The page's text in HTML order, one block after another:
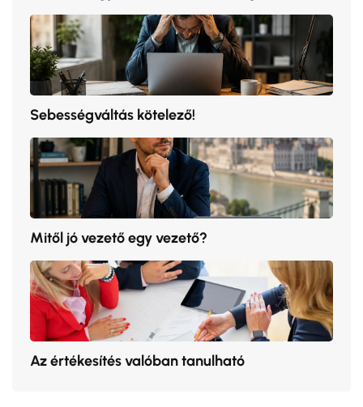
Sebességváltás kötelező!
Mitől jó vezető egy vezető?
Az értékesítés valóban tanulható